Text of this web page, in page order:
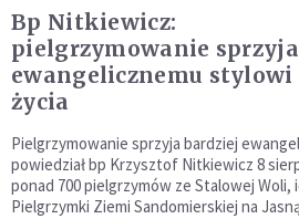
Bp Nitkiewicz:
pielgrzymowanie sprzyja
ewangelicznemu stylowi
życia
Pielgrzymowanie sprzyja bardziej
powiedział bp Krzysztof Nitkiewicz 8
ponad 700 pielgrzymów ze Stalowej Woli,
Pielgrzymki Ziemi Sandomierskiej na